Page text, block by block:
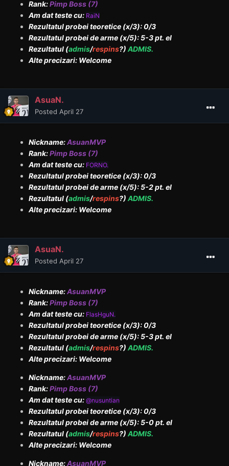
Rank:Pimp Boss (7)
Am dat teste cu: RaiN
Rezultatul probei teoretice (x/3): 0/3
Rezultatul probei de arme (x/5): 5-3 pt. el
Rezultatul (admis/respins?) ADMIS.
Alte precizari: Welcome
AsuaN.
Posted April 27
Nickname:AsuanMVP
Rank:Pimp Boss (7)
Am dat teste cu: FORNO.
Rezultatul probei teoretice (x/3): 0/3
Rezultatul probei de arme (x/5): 5-2 pt. el
Rezultatul (admis/respins?) ADMIS.
Alte precizari: Welcome
AsuaN.
Posted April 27
Nickname:AsuanMVP
Rank:Pimp Boss (7)
Am dat teste cu: FlasHguN.
Rezultatul probei teoretice (x/3): 0/3
Rezultatul probei de arme (x/5): 5-3 pt. el
Rezultatul (admis/respins?) ADMIS.
Alte precizari: Welcome
Nickname:AsuanMVP
Rank:Pimp Boss (7)
Am dat teste cu: @nusuntian
Rezultatul probei teoretice (x/3): 0/3
Rezultatul probei de arme (x/5): 5-0 pt. el
Rezultatul (admis/respins?) ADMIS.
Alte precizari: Welcome
Nickname:AsuanMVP